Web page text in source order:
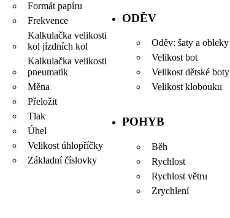
Formát papíru
Frekvence
Kalkulačka velikosti
kol jízdních kol
Kalkulačka velikosti
pneumatik
Měna
Přeložit
Tlak
Úhel
Velikost úhlopříčky
Základní číslovky
ODĚV
Oděv: šaty a obleky
Velikost bot
Velikost dětské boty
Velikost klobouku
POHYB
Běh
Rychlost
Rychlost větru
Zrychlení